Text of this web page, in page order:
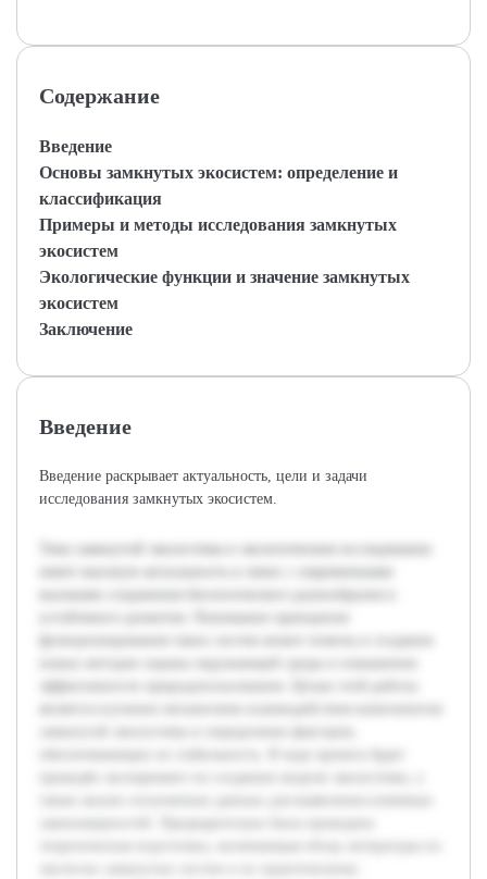
Содержание
Введение
Основы замкнутых экосистем: определение и
классификация
Примеры и методы исследования замкнутых
экосистем
Экологические функции и значение замкнутых
экосистем
Заключение
Введение
Введение раскрывает актуальность, цели и задачи
исследования замкнутых экосистем.